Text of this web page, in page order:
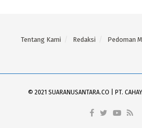
Tentang Kami Redaksi Pedoman
© 2021 SUARANUSANTARA.CO | PT.